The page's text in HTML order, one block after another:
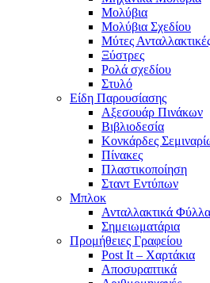
Μολύβια
Μολύβια Σχεδίου
Μύτες
Ξύστρες
Ρολά σχεδίου
Στυλό
Είδη Παρουσίασης
Αξεσουάρ Πινάκων
Βιβλιοδεσία
Κονκάρδες
Πίνακες
Πλαστικοποίηση
Σταντ Εντύπων
Μπλοκ
Ανταλλακτικά
Σημειωματάρια
Προμήθειες Γραφείου
Post It – Χαρτάκια
Αποσυραπτικά